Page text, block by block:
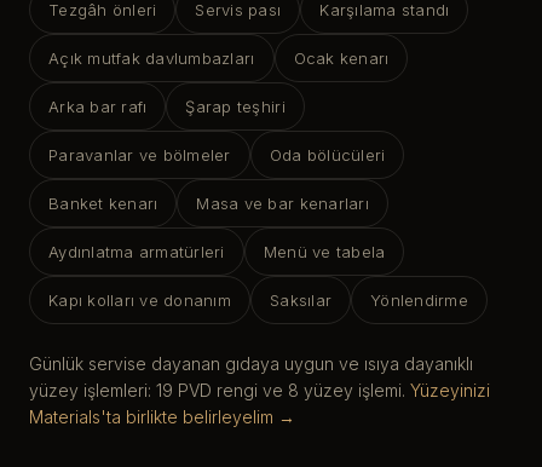
Tezgâh önleri Servis pası Karşılama standı
Açık mutfak davlumbazları Ocak kenarı
Arka bar rafı Şarap teşhiri
Paravanlar ve bölmeler Oda bölücüleri
Banket kenarı Masa ve bar kenarları
Aydınlatma armatürleri Menü ve tabela
Kapı kolları ve donanım Saksılar Yönlendirme
Günlük servise dayanan gıdaya uygun ve ısıya dayanıklı
yüzey işlemleri: 19 PVD rengi ve 8 yüzey işlemi. Yüzeyinizi
Materials'ta birlikte belirleyelim →